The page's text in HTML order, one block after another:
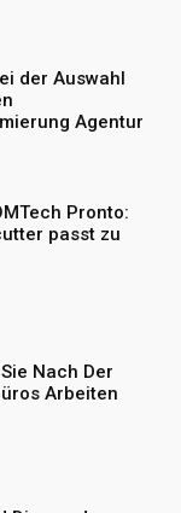
der Auswahl
Agentur
Pronto:
passt zu
Nach Der
Arbeiten